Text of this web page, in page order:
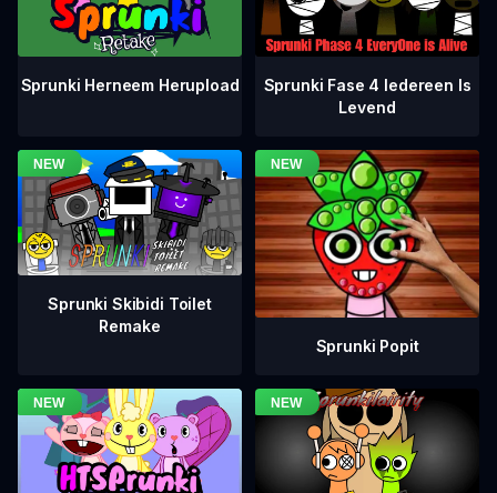
Sprunki Herneem Herupload
Sprunki Fase 4 Iedereen Is
Levend
Sprunki Skibidi Toilet
Remake
Sprunki Popit